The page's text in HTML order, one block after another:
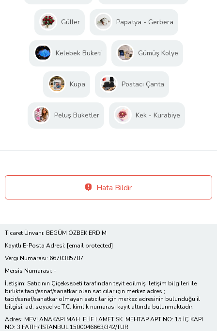
Güller Papatya - Gerbera
Kelebek Buketi Gümüş Kolye
Kupa Postacı Çanta
Peluş Buketler Kek - Kurabiye
Hata Bildir
Ticaret Ünvanı: BEGÜM ÖZBEK ERDİM
Kayıtlı E-Posta Adresi: [email protected]
Vergi Numarası: 6670385787
Mersis Numarası: -
İletişim: Satıcının Çiçeksepeti tarafından teyit edilmiş iletişim bilgileri ile
birlikte tacir/esnaf/sanatkar olan satıcılar için merkez adresi;
tacir/esnaf/sanatkar olmayan satıcılar için merkez adresinin bulunduğu il
bilgisi, ad, soyad ve T.C. kimlik numarası kayıt altında bulunmaktadır.
Adres: MEVLANAKAPI MAH. ELİF LAMET SK. MEHTAP APT NO: 15 İÇ KAPI
NO: 3 FATİH/ İSTANBUL 1500046663/342/TUR